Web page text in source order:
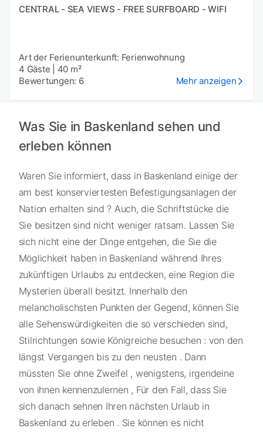
CENTRAL - SEA VIEWS - FREE SURFBOARD - WIFI
Art der Ferienunterkunft: Ferienwohnung
4 Gäste
40 m²
Bewertungen: 6
Mehr anzeigen
Was Sie in Baskenland sehen und
erleben können
Waren Sie informiert, dass in Baskenland einige der
am best konserviertesten Befestigungsanlagen der
Nation erhalten sind ? Auch, die Schriftstücke die
Sie besitzen sind nicht weniger ratsam. Lassen Sie
sich nicht eine der Dinge entgehen, die Sie die
Möglichkeit haben in Baskenland während Ihres
zukünftigen Urlaubs zu entdecken, eine Region die
Mysterien überall besitzt. Innerhalb den
melancholischsten Punkten der Gegend, können Sie
alle Sehenswürdigkeiten die so verschieden sind,
Stilrichtungen sowie Königreiche besuchen : von den
längst Vergangen bis zu den neusten . Dann
müssten Sie ohne Zweifel , wenigstens, irgendeine
von ihnen kennenzulernen , Für den Fall, dass Sie
sich danach sehnen Ihren nächsten Urlaub in
Baskenland zu erleben . Sie können es nicht